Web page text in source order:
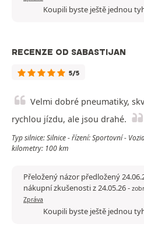
Koupili byste ještě jednou
RECENZE OD SABASTIJAN
5/5
Velmi dobré pneumatiky,
rychlou jízdu, ale jsou drahé.
Typ silnice: Silnice - řízení: Sportovní -
kilometry: 100 km
Přeložený názor předložený
nákupní zkušenosti z 24.05.26-
Zpráva
Koupili byste ještě jednou